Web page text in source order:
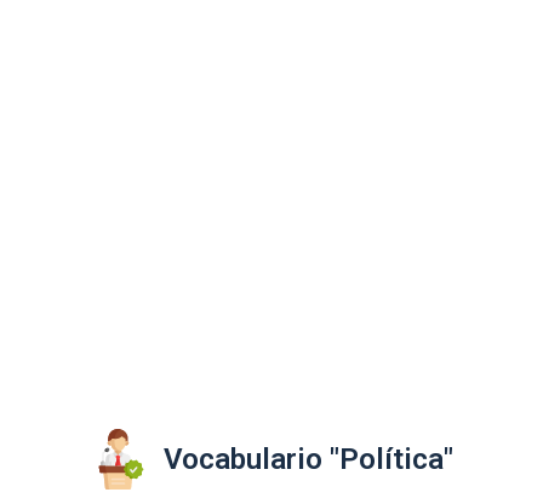
Vocabulario "Política"